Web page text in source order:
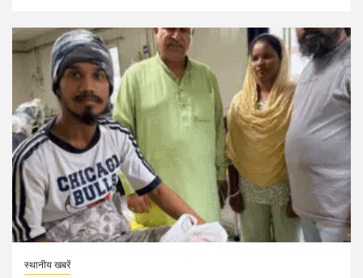
स्थानीय खबरें